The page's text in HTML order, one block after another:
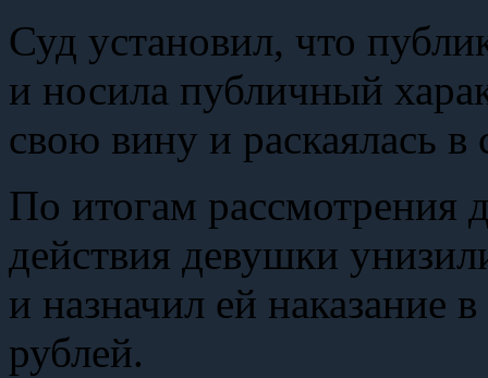
Суд установил, что
и носила публичный
свою вину и раскаялась в
По итогам рассмотрения
действия девушки
и назначил ей наказание
рублей.